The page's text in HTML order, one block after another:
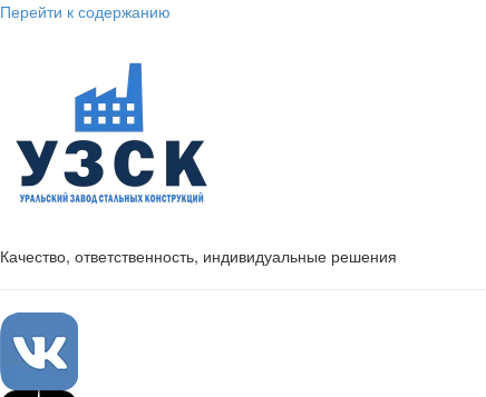
Перейти к содержанию
Качество, ответственность, индивидуальные решения